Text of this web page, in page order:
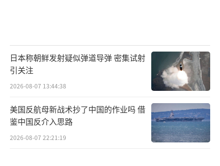
日本称朝鲜发射疑似弹道导弹 密集试射
引关注
2026-08-07 13:44:38
美国反航母新战术抄了中国的作业吗 借
鉴中国反介入思路
2026-08-07 22:21:19